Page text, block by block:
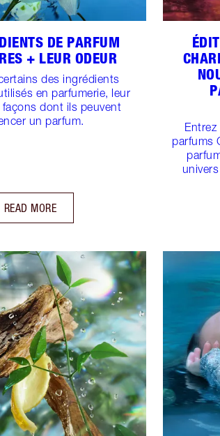
DE PARFUM
+ LEUR ODEUR
des ingrédients
en parfumerie, leur
dont ils peuvent
un parfum.
READ MORE
parfums